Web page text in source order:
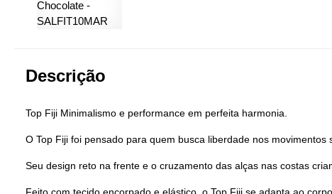
Descrição
Top Fiji Minimalismo e performance em perfeita harmonia.
O Top Fiji foi pensado para quem busca liberdade nos movimentos
Seu design reto na frente e o cruzamento das alças nas costas